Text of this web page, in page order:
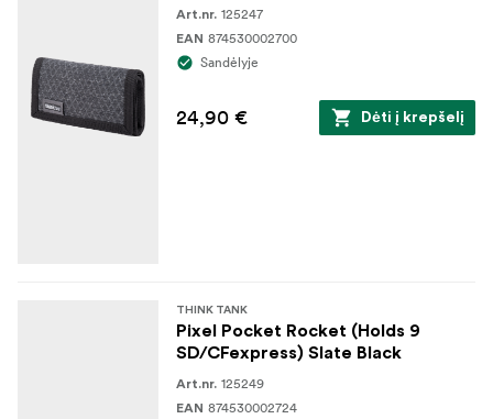
3 sluoksnių surištas nailono siūlas
Art.nr. 125247
EAN 874530002700
Sandėlyje
24,90 € Dėti į krepšelį
THINK TANK
Pixel Pocket Rocket (Holds 9
SD/CFexpress) Slate Black
Art.nr. 125249
EAN 874530002724